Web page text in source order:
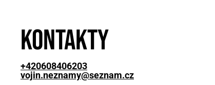
Kontakty
+420608406203
vojin.neznamy@seznam.cz